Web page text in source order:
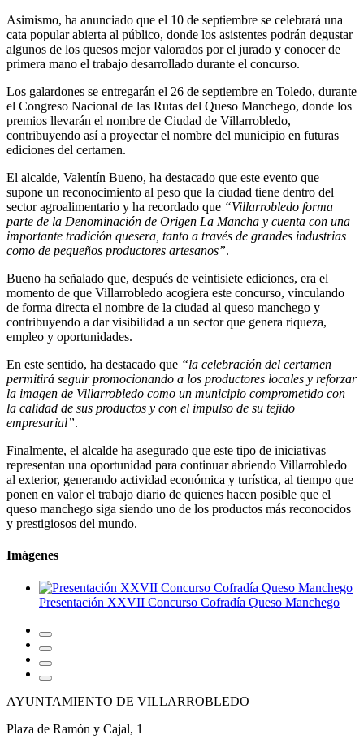
Asimismo, ha anunciado que el 10 de septiembre se celebrará una
cata popular abierta al público, donde los asistentes podrán degustar
algunos de los quesos mejor valorados por el jurado y conocer de
primera mano el trabajo desarrollado durante el concurso.
Los galardones se entregarán el 26 de septiembre en Toledo, durante
el Congreso Nacional de las Rutas del Queso Manchego, donde los
premios llevarán el nombre de Ciudad de Villarrobledo,
contribuyendo así a proyectar el nombre del municipio en futuras
ediciones del certamen.
El alcalde, Valentín Bueno, ha destacado que este evento que
supone un reconocimiento al peso que la ciudad tiene dentro del
sector agroalimentario y ha recordado que “Villarrobledo forma
parte de la Denominación de Origen La Mancha y cuenta con una
importante tradición quesera, tanto a través de grandes industrias
como de pequeños productores artesanos”.
Bueno ha señalado que, después de veintisiete ediciones, era el
momento de que Villarrobledo acogiera este concurso, vinculando
de forma directa el nombre de la ciudad al queso manchego y
contribuyendo a dar visibilidad a un sector que genera riqueza,
empleo y oportunidades.
En este sentido, ha destacado que “la celebración del certamen
permitirá seguir promocionando a los productores locales y reforzar
la imagen de Villarrobledo como un municipio comprometido con
la calidad de sus productos y con el impulso de su tejido
empresarial”.
Finalmente, el alcalde ha asegurado que este tipo de iniciativas
representan una oportunidad para continuar abriendo Villarrobledo
al exterior, generando actividad económica y turística, al tiempo que
ponen en valor el trabajo diario de quienes hacen posible que el
queso manchego siga siendo uno de los productos más reconocidos
y prestigiosos del mundo.
Imágenes
Presentación XXVII Concurso Cofradía Queso Manchego
AYUNTAMIENTO DE VILLARROBLEDO
Plaza de Ramón y Cajal, 1